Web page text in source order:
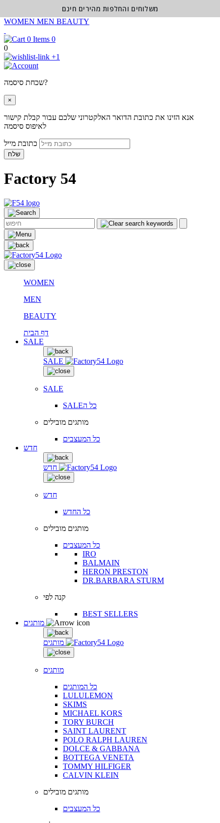
WOMEN MEN BEAUTY
0
0
+1
שכחת סיסמה?
×
אנא הזינו את כתובת הדואר האלקטרוני שלכם עבור קבלת קישור
לאיפוס סיסמה
שלח
Factory 54
WOMEN
MEN
BEAUTY
דף הבית
SALE
SALE
SALE
SALEכל ה
מותגים מובילים
כל המעצבים
חדש
חדש
חדש
כל החדש
מותגים מובילים
כל המעצבים
IRO
BALMAIN
HERON PRESTON
DR.BARBARA STURM
קנה לפי
BEST SELLERS
מותגים
מותגים
כל המותגים
LULULEMON
SKIMS
MICHAEL KORS
TORY BURCH
SAINT LAURENT
POLO RALPH LAUREN
DOLCE & GABBANA
BOTTEGA VENETA
TOMMY HILFIGER
CALVIN KLEIN
מותגים מובילים
כל המעצבים
משלוחים והחלפות מהירים חינם